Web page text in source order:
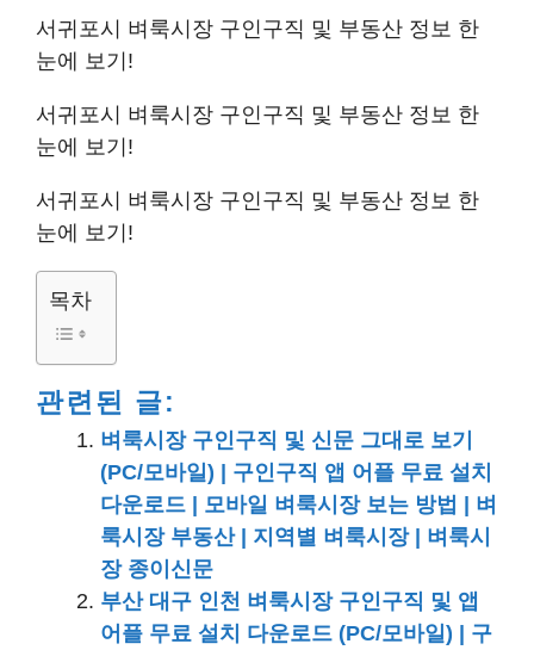
서귀포시 벼룩시장 구인구직 및 부동산 정보 한
눈에 보기!
서귀포시 벼룩시장 구인구직 및 부동산 정보 한
눈에 보기!
서귀포시 벼룩시장 구인구직 및 부동산 정보 한
눈에 보기!
목차
관련된 글:
벼룩시장 구인구직 및 신문 그대로 보기
(PC/모바일) | 구인구직 앱 어플 무료 설치
다운로드 | 모바일 벼룩시장 보는 방법 | 벼
룩시장 부동산 | 지역별 벼룩시장 | 벼룩시
장 종이신문
부산 대구 인천 벼룩시장 구인구직 및 앱
어플 무료 설치 다운로드 (PC/모바일) | 구